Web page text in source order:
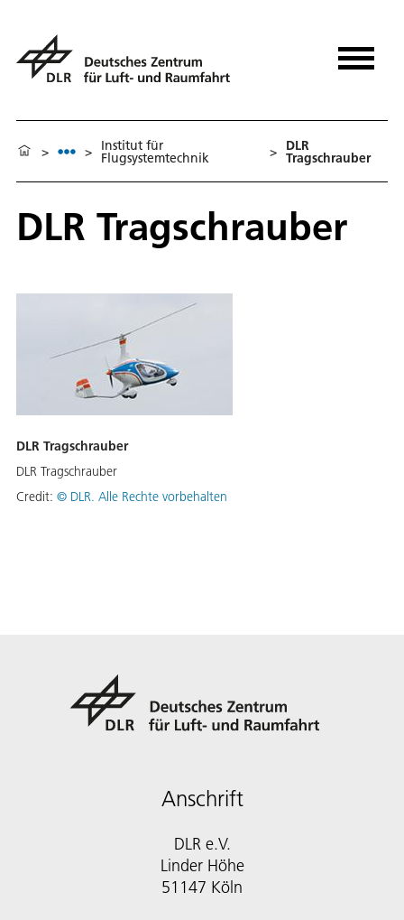
> > Institut für
Flugsystemtechnik > DLR
Tragschrauber
DLR Tragschrauber
DLR Tragschrauber
DLR Tragschrauber
Credit: © DLR. Alle Rechte vorbehalten
Anschrift
DLR e.V.
Linder Höhe
51147 Köln